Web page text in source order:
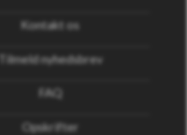
Kontakt os
Tilmeld nyhedsbrev
FAQ
Opskrifter